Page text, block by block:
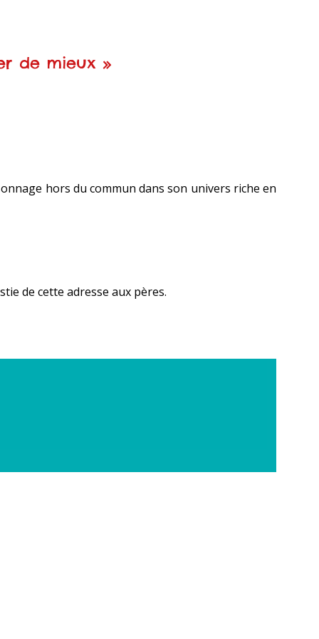
de mieux »
hors du commun dans son univers riche en
de cette adresse aux pères.